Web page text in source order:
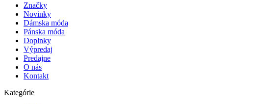
Značky
Novinky
Dámska móda
Pánska móda
Doplnky
Výpredaj
Predajne
O nás
Kontakt
Kategórie